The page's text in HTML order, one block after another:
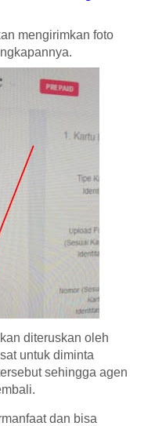
mengirimkan foto
diteruskan oleh
untuk diminta
sehingga agen
dan bisa